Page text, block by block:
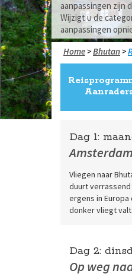
aanpassingen zijn
Wijzigt u de
aanpassingen
Home>Bhutan>
Dag 1:
Vliegen naar
duurt verrassend
ergens in
donker vliegt
Dag 2:
Op weg